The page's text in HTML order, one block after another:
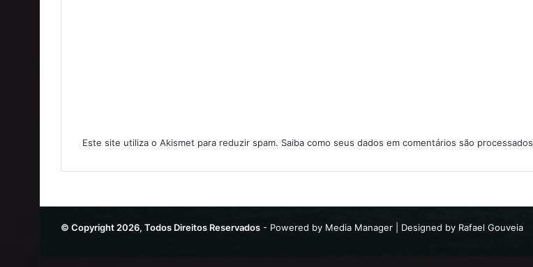
Este site utiliza o Akismet para reduzir spam. Saiba como seus dados em comentários são processados
© Copyright 2026, Todos Direitos Reservados - Powered by Media Manager | Designed by Rafael Gouveia